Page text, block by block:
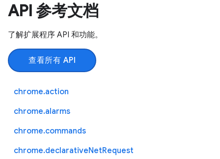
API 参考文档
了解扩展程序 API 和功能。
查看所有 API
chrome.action
chrome.alarms
chrome.commands
chrome.declarativeNetRequest